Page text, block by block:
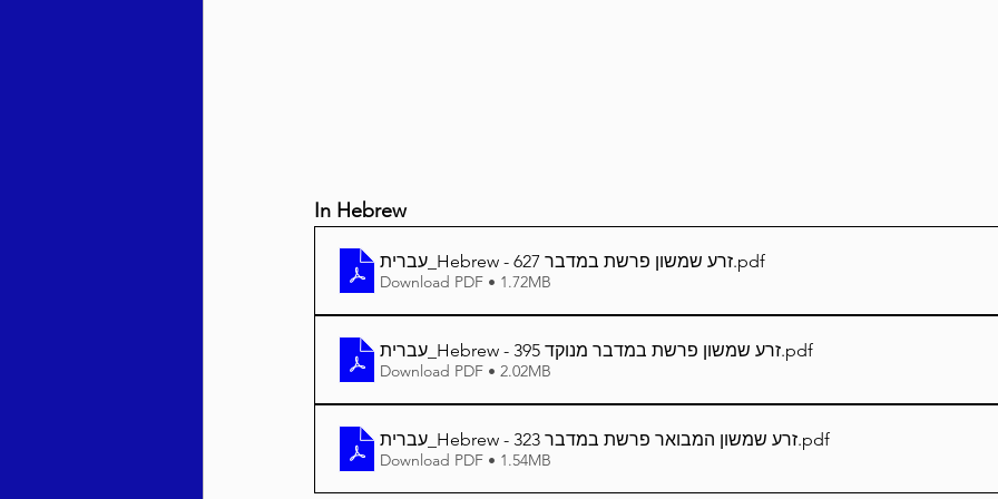
Vayikra 5786 Vayakhel-Pekudei 5786
In Hebrew
עברית_Hebrew - זרע שמשון פרשת במדבר 627.pdf
Download PDF • 1.72MB
עברית_Hebrew - זרע שמשון פרשת במדבר מנוקד 395.pdf
Download PDF • 2.02MB
עברית_Hebrew - זרע שמשון המבואר פרשת במדבר 323.pdf
Download PDF • 1.54MB